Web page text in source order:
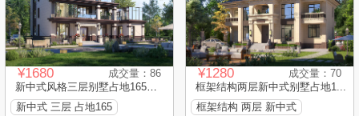
¥1680
成交量：86
新中式风格三层别墅占地165平...
新中式 三层 占地165
¥1280
成交量：70
框架结构两层新中式别墅占地1...
框架结构 两层 新中式